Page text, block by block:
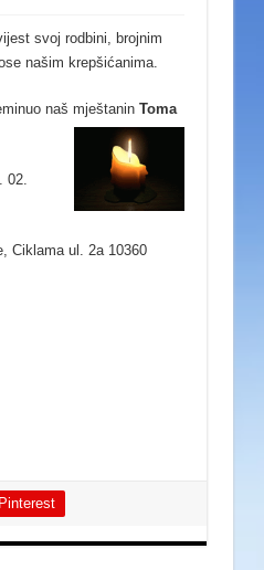
svoj rodbini, brojnim
našim krepšićanima.
naš mještaninToma
02.
Ciklama ul. 2a 10360
Pinterest